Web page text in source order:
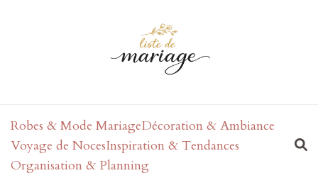
Robes & Mode MariageDécoration & Ambiance
Voyage de NocesInspiration & Tendances
Organisation & Planning